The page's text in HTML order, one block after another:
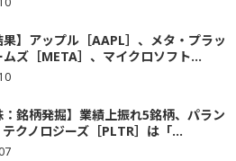
果】アップル［AAPL］、メタ・プラッ
ムズ［META］、マイクロソフト...
：銘柄発掘】業績上振れ5銘柄、パラン
クノロジーズ［PLTR］は「...